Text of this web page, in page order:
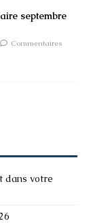
septembre
Commentaires
dans votre